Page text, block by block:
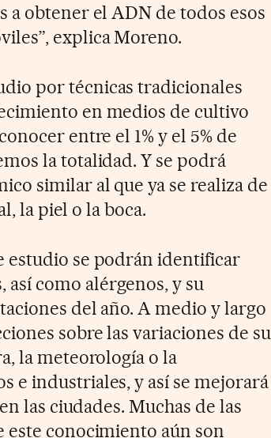
a obtener el ADN de todos esos
explica Moreno.
por técnicas tradicionales
en medios de cultivo
entre el 1% y el 5% de
la totalidad. Y se podrá
similar al que ya se realiza de
la piel o la boca.
estudio se podrán identificar
como alérgenos, y su
del año. A medio y largo
sobre las variaciones de su
la meteorología o la
e industriales, y así se mejorará
las ciudades. Muchas de las
conocimiento aún son